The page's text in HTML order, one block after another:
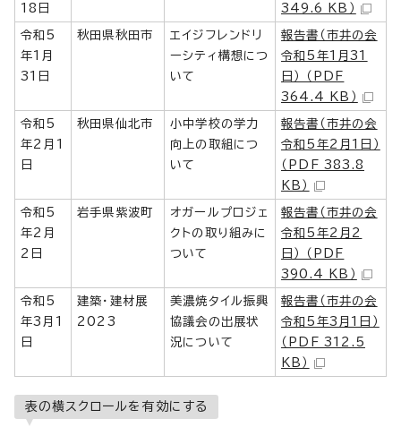
18日
349.6 KB）
令和5
年1月
31日
秋田県秋田市
エイジフレンドリ
ーシティ構想につ
いて
報告書（市井の会
令和5年1月31
日） （PDF
364.4 KB）
令和5
年2月1
日
秋田県仙北市
小中学校の学力
向上の取組につ
いて
報告書（市井の会
令和5年2月1日）
（PDF 383.8
KB）
令和5
年2月
2日
岩手県紫波町
オガールプロジェ
クトの取り組みに
ついて
報告書（市井の会
令和5年2月2
日） （PDF
390.4 KB）
令和5
年3月1
日
建築・建材展
2023
美濃焼タイル振興
協議会の出展状
況について
報告書（市井の会
令和5年3月1日）
（PDF 312.5
KB）
表の横スクロールを有効にする